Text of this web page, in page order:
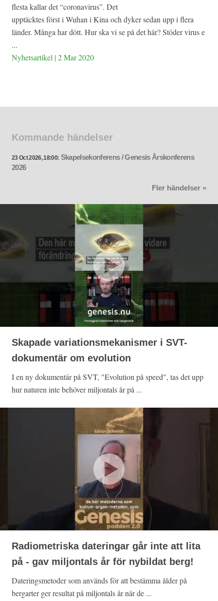
flesta kallar det “coronavirus”. Det
upptäcktes först i Wuhan i Kina och dyker sedan upp i flera
länder. Många har dött. Hur ska vi se på det här? Stöder virus e
...
Nyhetsartikel | 2 Mar 2020
Kommande händelser
23 Oct 2026, 18:00: Skapelsekonferens / Genesis Årskonferens
2026
Fler händelser »
Skapade variationsmekanismer i SVT-
dokumentär om evolution
I en ny dokumentär på SVT, "Evolution på speed", tas det upp
hur naturen inte behöver miljontals år på ...
Radiometriska dateringar går inte att lita
på - gav miljontals år för nybildat berg!
Dateringsmetoder som används för att bestämma ålder på
bergarter ger resultat på miljontals år när de ...